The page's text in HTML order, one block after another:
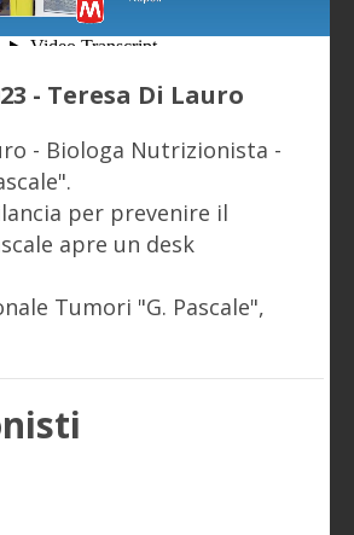
- Teresa Di Lauro
- Biologa Nutrizionista -
per prevenire il
apre un desk
Tumori "G. Pascale",